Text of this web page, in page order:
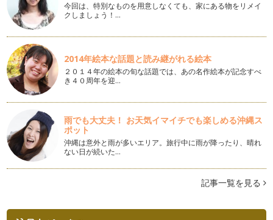
喜びを2倍に、悲しみを半分に
12月、街はすっかりクリスマスですね。気分がウキウキとハ
イテンションな方もいれば、サンタ業…
なかなか寝ない・起きない子どもになんて言う？
子育てする中で、悩みのネタはたくさんあります。 夜寝な
い・朝起きない・ちゃんと食べ…
子どもがほんとうに言いたかったことは？
「この人、ほんとうに言いたいことは別にあるんじゃない？」
日々のコミュニケーション…
気持ちのコミュニケーション
「もっとコミュニケーションをとったほうがいいのかしら」
「イクメン」と聞いて、あなたはどう思いますか？ イクメン
今回は、特別なものを用意しなくても、家にある物をリメイ
クしましょう！…
2014年絵本な話題と読み継がれる絵本
２０１４年の絵本の旬な話題では、あの名作絵本が記念すべ
き４０周年を迎…
雨でも大丈夫！ お天気イマイチでも楽しめる沖縄ス
ポット
沖縄は意外と雨が多いエリア。旅行中に雨が降ったり、晴れ
ない日が続いた…
記事一覧を見る